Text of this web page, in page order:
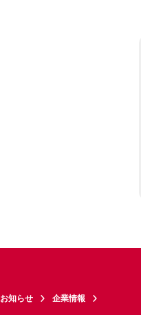
お知らせ 企業情報